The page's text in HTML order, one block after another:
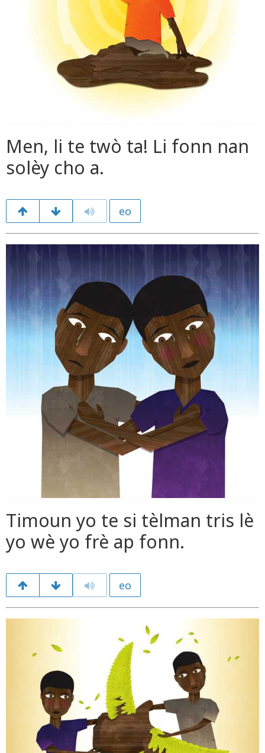
Men, li te twò ta! Li fonn nan
solèy cho a.
eo
Timoun yo te si tèlman tris lè
yo wè yo frè ap fonn.
eo